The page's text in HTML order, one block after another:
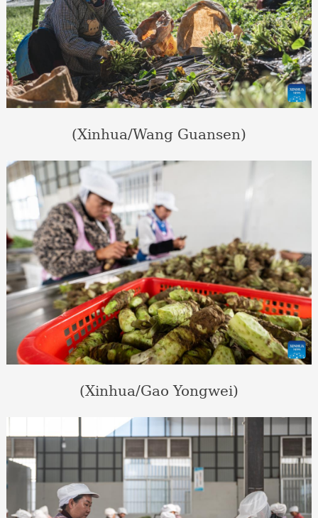
(Xinhua/Wang Guansen)
(Xinhua/Gao Yongwei)